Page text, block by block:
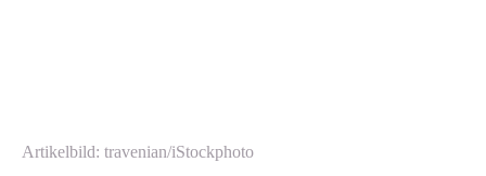
Artikelbild: travenian/iStockphoto